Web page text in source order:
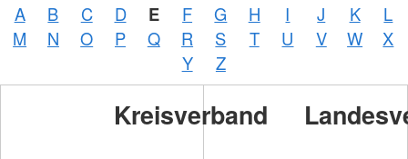
A B C D E F G H I J K
L
M
N O P Q R S T U V W
X
Y
Z
Kreisverband
Foto:
DRKS